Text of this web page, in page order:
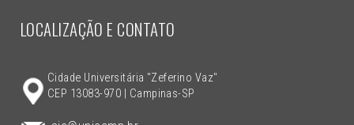
LOCALIZAÇÃO E CONTATO
Cidade Universitária "Zeferino Vaz"
CEP 13083-970 | Campinas-SP